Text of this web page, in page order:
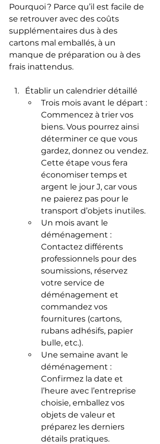
Pourquoi ? Parce qu’il est facile de
se retrouver avec des coûts
supplémentaires dus à des
cartons mal emballés, à un
manque de préparation ou à des
frais inattendus.
Établir un calendrier détaillé
Trois mois avant le départ :
Commencez à trier vos
biens. Vous pourrez ainsi
déterminer ce que vous
gardez, donnez ou vendez.
Cette étape vous fera
économiser temps et
argent le jour J, car vous
ne paierez pas pour le
transport d’objets inutiles.
Un mois avant le
déménagement :
Contactez différents
professionnels pour des
soumissions, réservez
votre service de
déménagement et
commandez vos
fournitures (cartons,
rubans adhésifs, papier
bulle, etc.).
Une semaine avant le
déménagement :
Confirmez la date et
l’heure avec l’entreprise
choisie, emballez vos
objets de valeur et
préparez les derniers
détails pratiques.